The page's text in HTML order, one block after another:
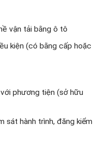
vận tải bằng ô tô
kiện (có bằng cấp hoặc
phương tiện (sở hữu
sát hành trình, đăng kiểm